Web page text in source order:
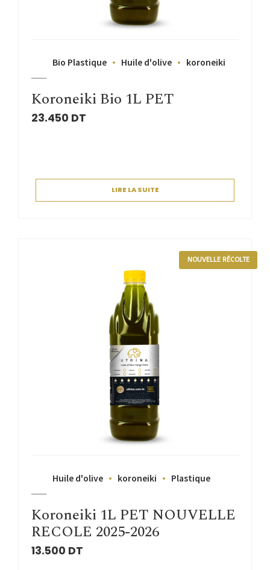
Bio Plastique Huile d'olive koroneiki
Koroneiki Bio 1L PET
23.450 DT
LIRE LA SUITE
NOUVELLE RÉCOLTE
Huile d'olive koroneiki Plastique
Koroneiki 1L PET NOUVELLE
RECOLE 2025-2026
13.500 DT